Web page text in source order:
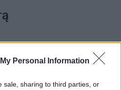
Personal Information
sale, sharing to third parties, or